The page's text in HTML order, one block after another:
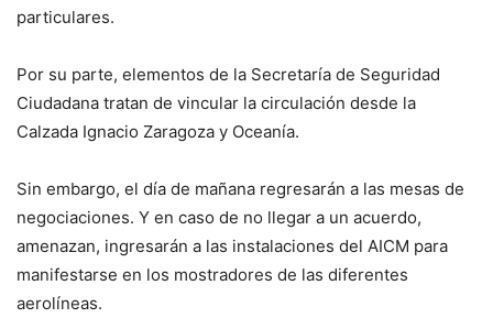
particulares.
Por su parte, elementos de la Secretaría de Seguridad
Ciudadana tratan de vincular la circulación desde la
Calzada Ignacio Zaragoza y Oceanía.
Sin embargo, el día de mañana regresarán a las mesas de
negociaciones. Y en caso de no llegar a un acuerdo,
amenazan, ingresarán a las instalaciones del AICM para
manifestarse en los mostradores de las diferentes
aerolíneas.